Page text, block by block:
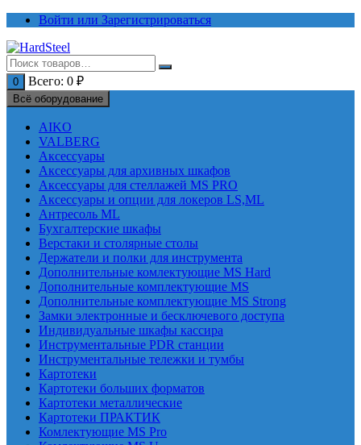
Перейти
содержимому
Войти или Зарегистрироваться
0 Всего: 0 ₽
Всё оборудование
AIKO
VALBERG
Аксессуары
Аксессуары для архивных шкафов
Аксессуары для стеллажей MS PRO
Аксессуары и опции для локеров LS,ML
Антресоль ML
Бухгалтерские шкафы
Верстаки и столярные столы
Держатели и полки для инструмента
Дополнительные комлектующие MS Hard
Дополнительные комплектующие MS
Дополнительные комплектующие MS Strong
Замки электронные и бесключевого доступа
Индивидуальные шкафы кассира
Инструментальные PDR станции
Инструментальные тележки и тумбы
Картотеки
Картотеки больших форматов
Картотеки металлические
Картотеки ПРАКТИК
Комлектующие MS Pro